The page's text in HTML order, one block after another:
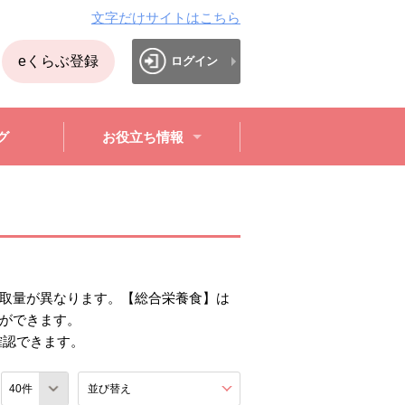
文字だけサイトはこちら
eくらぶ登録 ログイン
お役立ち情報
量が異なります。【総合栄養食】は
できます。
できます。
並び替え